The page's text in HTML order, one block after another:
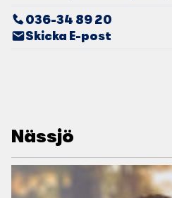
036-34 89 20
Skicka E-post
Nässjö